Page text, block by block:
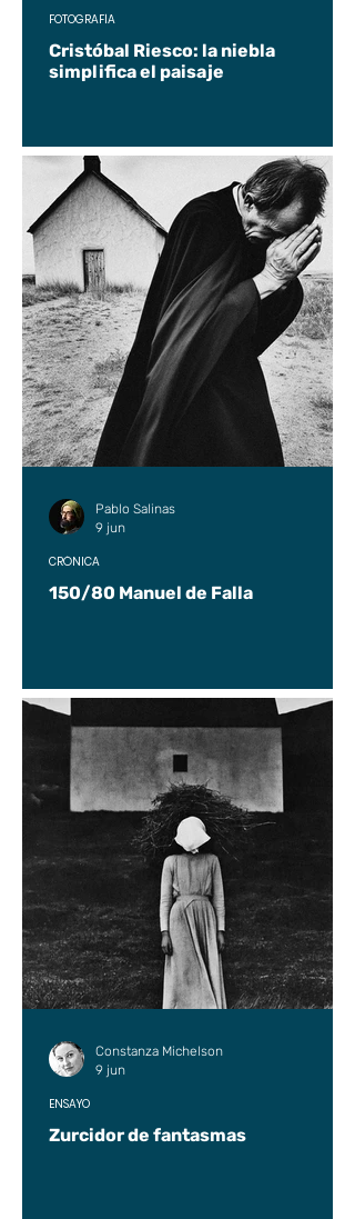
Cristóbal Riesco: la niebla
simplifica el paisaje
FOTOGRAFÍA
150/80 Manuel de Falla
CRÓNICA
Pablo Salinas
9 jun
Zurcidor de fantasmas
ENSAYO
Constanza Michelson
9 jun